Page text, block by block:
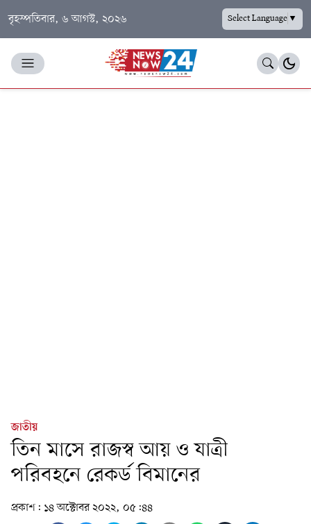
বৃহস্পতিবার, ৬ আগস্ট, ২০২৬ Select Language▼
জাতীয়
তিন মাসে রাজস্ব আয় ও যাত্রী
পরিবহনে রেকর্ড বিমানের
প্রকাশ: ১৪ অক্টোবর ২০২২, ০৫:৪৪